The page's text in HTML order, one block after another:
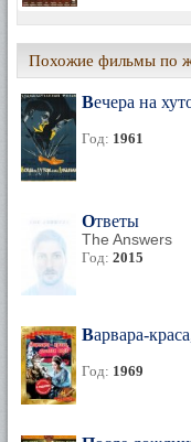
Похожие фильмы по
Вечера на
Год: 1961
Ответы
The Answers
Год: 2015
Варвара-
Год: 1969